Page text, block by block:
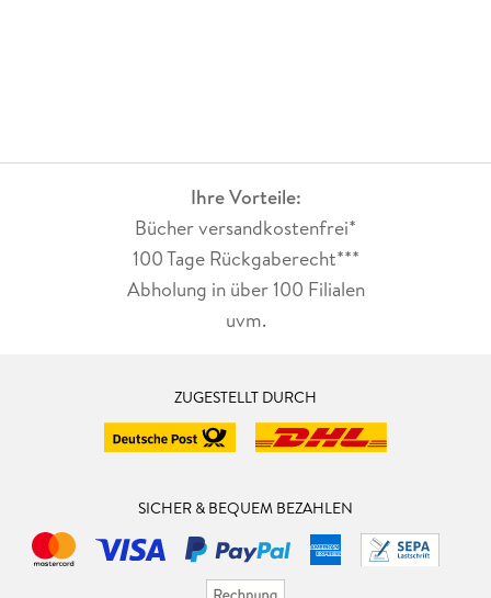
Ihre Vorteile:
Bücher versandkostenfrei*
100 Tage Rückgaberecht***
Abholung in über 100 Filialen
uvm.
ZUGESTELLT DURCH
SICHER & BEQUEM BEZAHLEN